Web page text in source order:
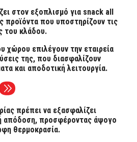
στον εξοπλισμό για snack all
προϊόντα που υποστηρίζουν τις
του κλάδου.
χώρου επιλέγουν την εταιρεία
της, που διασφαλίζουν
και αποδοτική λειτουργία.
πρέπει να εξασφαλίζει
απόδοση, προσφέροντας άψογο
θερμοκρασία.